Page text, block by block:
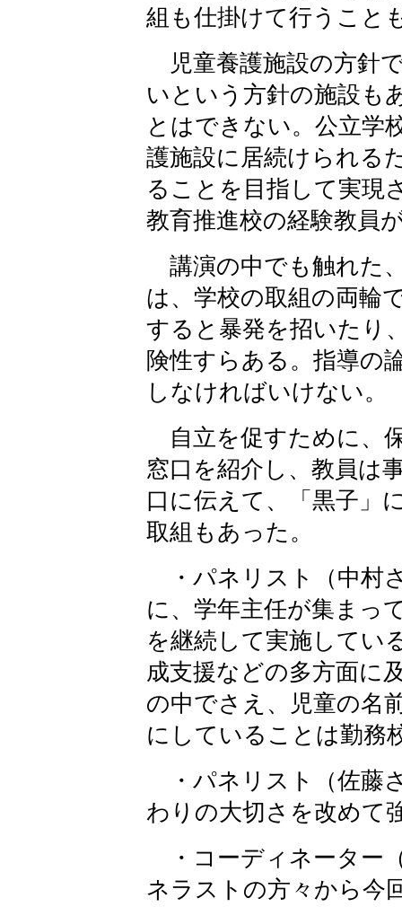
組も仕掛けて行うこと
児童養護施設の方針
いという方針の施設も
とはできない。公立学
護施設に居続けられる
ることを目指して実現
教育推進校の経験教員
講演の中でも触れた
は、学校の取組の両輪
すると暴発を招いたり
険性すらある。指導の
しなければいけない。
自立を促すために、
窓口を紹介し、教員は
口に伝えて、「黒子」
取組もあった。
・パネリスト（中村
に、学年主任が集まっ
を継続して実施してい
成支援などの多方面に
の中でさえ、児童の名
にしていることは勤務
・パネリスト（佐藤
わりの大切さを改めて
・コーディネーター
ネラストの方々から今